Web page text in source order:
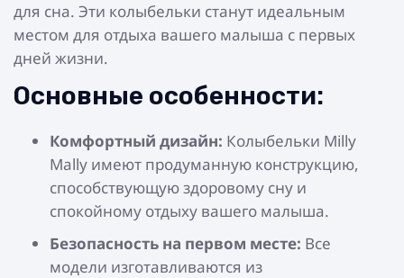
для сна. Эти колыбельки станут идеальным
местом для отдыха вашего малыша с первых
дней жизни.
Основные особенности:
Комфортный дизайн: Колыбельки Milly
Mally имеют продуманную конструкцию,
способствующую здоровому сну и
спокойному отдыху вашего малыша.
Безопасность на первом месте: Все
модели изготавливаются из